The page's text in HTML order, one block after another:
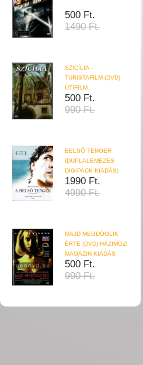
500 Ft.
1490 Ft.
SZICÍLIA -
TURISTAFILM (DVD)
ÚTIFILM
500 Ft.
990 Ft.
BELSŐ TENGER
(DUPLALEMEZES
DIGIPACK KIADÁS)
1990 Ft.
4990 Ft.
MAJD MEGDÖGLIK
ÉRTE (DVD) HÁZIMOZI
MAGAZIN KIADÁS
500 Ft.
990 Ft.